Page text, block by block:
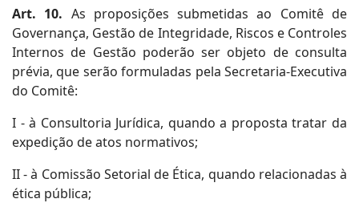
Art. 10. As proposições submetidas ao Comitê de
Governança, Gestão de Integridade, Riscos e Controles
Internos de Gestão poderão ser objeto de consulta
prévia, que serão formuladas pela Secretaria-Executiva
do Comitê:
I - à Consultoria Jurídica, quando a proposta tratar da
expedição de atos normativos;
II - à Comissão Setorial de Ética, quando relacionadas à
ética pública;